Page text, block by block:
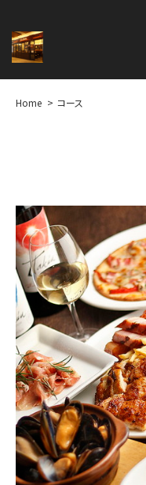
Home コース